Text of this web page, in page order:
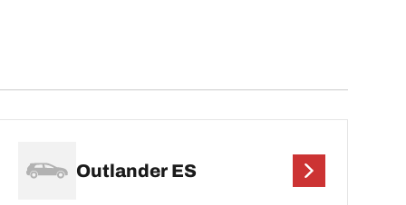
Outlander ES